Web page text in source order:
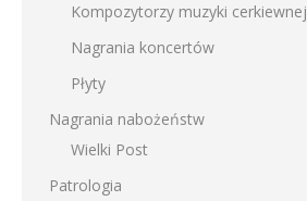
Kompozytorzy muzyki cerkiewnej
Nagrania koncertów
Płyty
Nagrania nabożeństw
Wielki Post
Patrologia